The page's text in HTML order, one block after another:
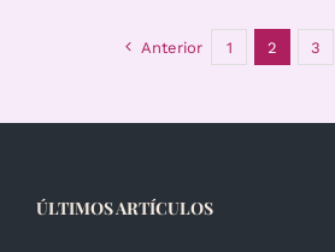
Anterior 1 2 3
ÚLTIMOS ARTÍCULOS